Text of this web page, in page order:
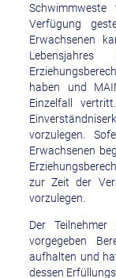
Verfügung
Erwachsenen
haben und
Einzelfall
vorzulegen.
Erwachsenen
zur Zeit der
vorzulegen.
Der
vorgegeben
aufhalten und
dessen